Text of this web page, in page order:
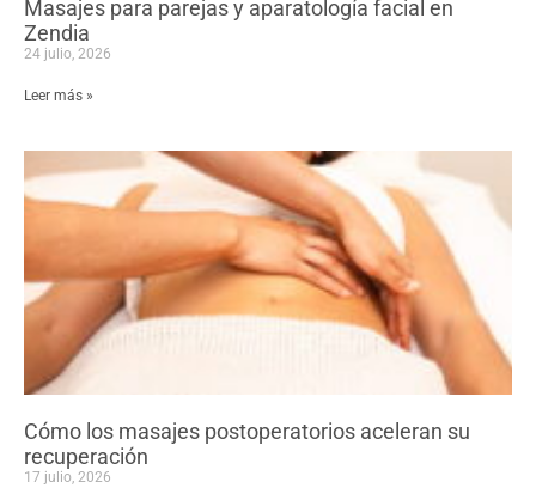
Masajes para parejas y aparatología facial en
Zendia
24 julio, 2026
Leer más »
Cómo los masajes postoperatorios aceleran su
recuperación
17 julio, 2026